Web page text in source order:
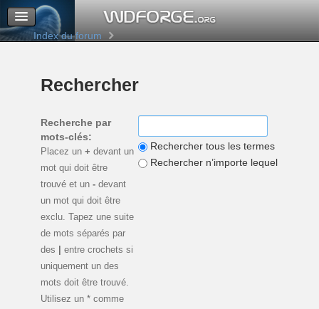
M’enregistrer
Connexion
Index du forum
Rechercher
Recherche par
mots-clés:
Placez un + devant un
mot qui doit être
trouvé et un -devant
un mot qui doit être
exclu. Tapez une suite
de mots séparés par
des
entre crochets si
uniquement un des
mots doit être trouvé.
Utilisez un * comme
Rechercher tous les termes
Rechercher n’importe lequel de ces